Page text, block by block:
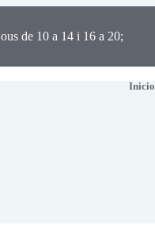
de 10 a 14 i 16 a 20;
Inicio